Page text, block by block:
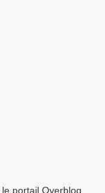
portail Overblog